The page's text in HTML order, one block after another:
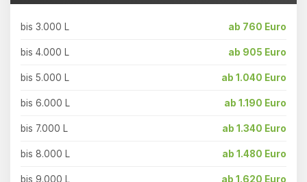
bis 3.000 L ab 760 Euro
bis 4.000 L ab 905 Euro
bis 5.000 L ab 1.040 Euro
bis 6.000 L ab 1.190 Euro
bis 7.000 L ab 1.340 Euro
bis 8.000 L ab 1.480 Euro
bis 9.000 L ab 1.620 Euro